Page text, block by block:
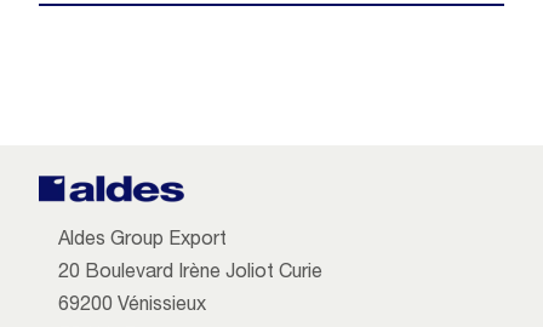
Aldes Group Export
20 Boulevard Irène Joliot Curie
69200 Vénissieux